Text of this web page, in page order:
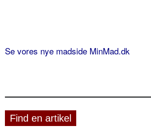
Se vores nye madside MinMad.dk
Find en artikel